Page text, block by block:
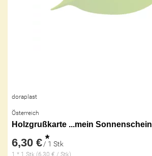
doraplast
Österreich
Holzgrußkarte ...mein Sonnenschein
6,30 € *
/ 1 Stk
1 * 1 Stk (6,30 € / Stk)